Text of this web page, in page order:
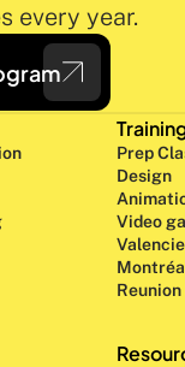
every year.
Prep
Design
Video